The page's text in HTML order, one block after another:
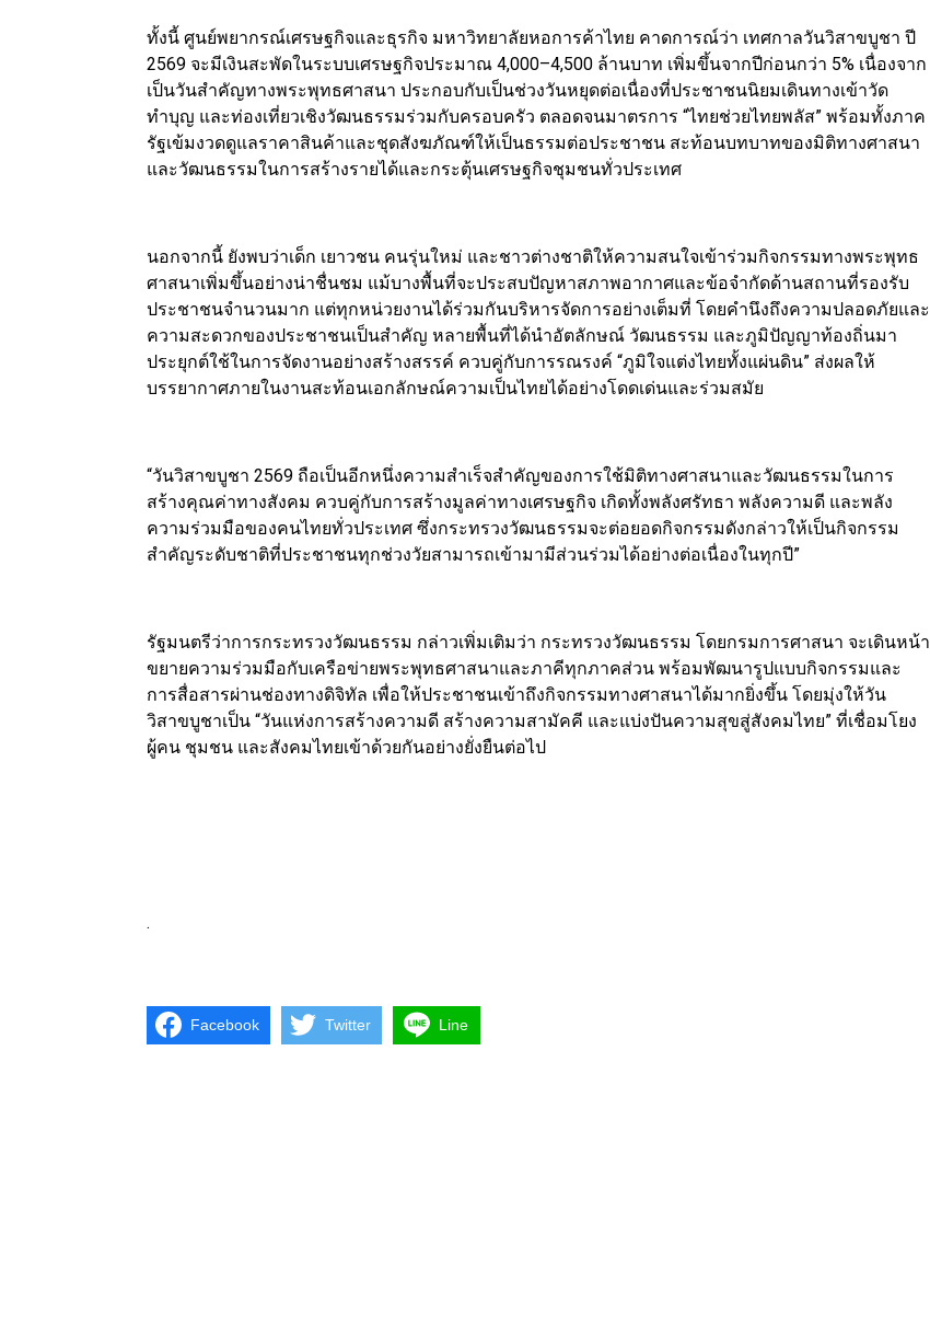
ทั้งนี้ ศูนย์พยากรณ์เศรษฐกิจและธุรกิจ มหาวิทยาลัยหอการค้าไทย คาดการณ์ว่า เทศกาลวันวิสาขบูชา ปี
2569 จะมีเงินสะพัดในระบบเศรษฐกิจประมาณ 4,000–4,500 ล้านบาท เพิ่มขึ้นจากปีก่อนกว่า 5% เนื่องจาก
เป็นวันสำคัญทางพระพุทธศาสนา ประกอบกับเป็นช่วงวันหยุดต่อเนื่องที่ประชาชนนิยมเดินทางเข้าวัด
ทำบุญ และท่องเที่ยวเชิงวัฒนธรรมร่วมกับครอบครัว ตลอดจนมาตรการ “ไทยช่วยไทยพลัส” พร้อมทั้งภาค
รัฐเข้มงวดดูแลราคาสินค้าและชุดสังฆภัณฑ์ให้เป็นธรรมต่อประชาชน สะท้อนบทบาทของมิติทางศาสนา
และวัฒนธรรมในการสร้างรายได้และกระตุ้นเศรษฐกิจชุมชนทั่วประเทศ
นอกจากนี้ ยังพบว่าเด็ก เยาวชน คนรุ่นใหม่ และชาวต่างชาติให้ความสนใจเข้าร่วมกิจกรรมทางพระพุทธ
ศาสนาเพิ่มขึ้นอย่างน่าชื่นชม แม้บางพื้นที่จะประสบปัญหาสภาพอากาศและข้อจำกัดด้านสถานที่รองรับ
ประชาชนจำนวนมาก แต่ทุกหน่วยงานได้ร่วมกันบริหารจัดการอย่างเต็มที่ โดยคำนึงถึงความปลอดภัยและ
ความสะดวกของประชาชนเป็นสำคัญ หลายพื้นที่ได้นำอัตลักษณ์ วัฒนธรรม และภูมิปัญญาท้องถิ่นมา
ประยุกต์ใช้ในการจัดงานอย่างสร้างสรรค์ ควบคู่กับการรณรงค์ “ภูมิใจแต่งไทยทั้งแผ่นดิน” ส่งผลให้
บรรยากาศภายในงานสะท้อนเอกลักษณ์ความเป็นไทยได้อย่างโดดเด่นและร่วมสมัย
“วันวิสาขบูชา 2569 ถือเป็นอีกหนึ่งความสำเร็จสำคัญของการใช้มิติทางศาสนาและวัฒนธรรมในการ
สร้างคุณค่าทางสังคม ควบคู่กับการสร้างมูลค่าทางเศรษฐกิจ เกิดทั้งพลังศรัทธา พลังความดี และพลัง
ความร่วมมือของคนไทยทั่วประเทศ ซึ่งกระทรวงวัฒนธรรมจะต่อยอดกิจกรรมดังกล่าวให้เป็นกิจกรรม
สำคัญระดับชาติที่ประชาชนทุกช่วงวัยสามารถเข้ามามีส่วนร่วมได้อย่างต่อเนื่องในทุกปี”
รัฐมนตรีว่าการกระทรวงวัฒนธรรม กล่าวเพิ่มเติมว่า กระทรวงวัฒนธรรม โดยกรมการศาสนา จะเดินหน้า
ขยายความร่วมมือกับเครือข่ายพระพุทธศาสนาและภาคีทุกภาคส่วน พร้อมพัฒนารูปแบบกิจกรรมและ
การสื่อสารผ่านช่องทางดิจิทัล เพื่อให้ประชาชนเข้าถึงกิจกรรมทางศาสนาได้มากยิ่งขึ้น โดยมุ่งให้วัน
วิสาขบูชาเป็น “วันแห่งการสร้างความดี สร้างความสามัคคี และแบ่งปันความสุขสู่สังคมไทย” ที่เชื่อมโยง
ผู้คน ชุมชน และสังคมไทยเข้าด้วยกันอย่างยั่งยืนต่อไป
.
Facebook Twitter Line